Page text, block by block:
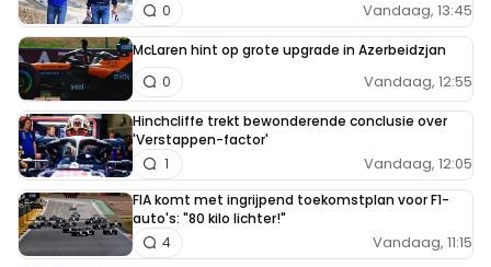
Vandaag, 13:45
0
McLaren hint op grote upgrade in Azerbeidzjan
Vandaag, 12:55
0
Hinchcliffe trekt bewonderende conclusie over
'Verstappen-factor'
Vandaag, 12:05
1
FIA komt met ingrijpend toekomstplan voor F1-
auto's: "80 kilo lichter!"
Vandaag, 11:15
4